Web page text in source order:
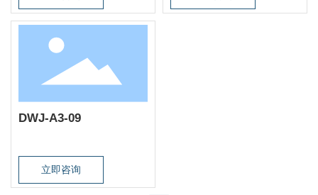
DWJ-A3-09
立即咨询